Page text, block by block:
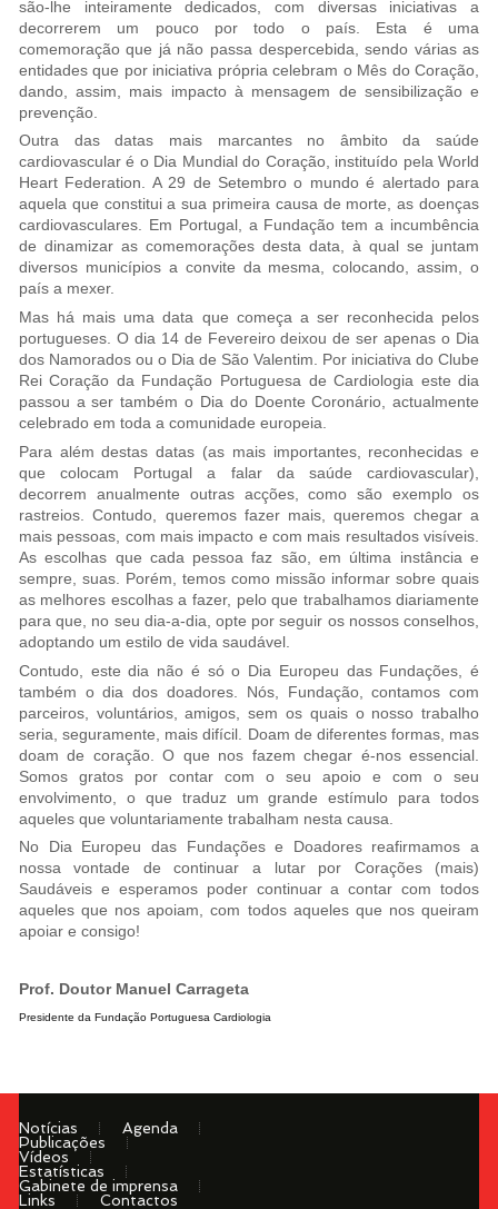
são-lhe inteiramente dedicados, com diversas iniciativas a
decorrerem um pouco por todo o país. Esta é uma
comemoração que já não passa despercebida, sendo várias as
entidades que por iniciativa própria celebram o Mês do Coração,
dando, assim, mais impacto à mensagem de sensibilização e
prevenção.
Outra das datas mais marcantes no âmbito da saúde
cardiovascular é o Dia Mundial do Coração, instituído pela World
Heart Federation. A 29 de Setembro o mundo é alertado para
aquela que constitui a sua primeira causa de morte, as doenças
cardiovasculares. Em Portugal, a Fundação tem a incumbência
de dinamizar as comemorações desta data, à qual se juntam
diversos municípios a convite da mesma, colocando, assim, o
país a mexer.
Mas há mais uma data que começa a ser reconhecida pelos
portugueses. O dia 14 de Fevereiro deixou de ser apenas o Dia
dos Namorados ou o Dia de São Valentim. Por iniciativa do Clube
Rei Coração da Fundação Portuguesa de Cardiologia este dia
passou a ser também o Dia do Doente Coronário, actualmente
celebrado em toda a comunidade europeia.
Para além destas datas (as mais importantes, reconhecidas e
que colocam Portugal a falar da saúde cardiovascular),
decorrem anualmente outras acções, como são exemplo os
rastreios. Contudo, queremos fazer mais, queremos chegar a
mais pessoas, com mais impacto e com mais resultados visíveis.
As escolhas que cada pessoa faz são, em última instância e
sempre, suas. Porém, temos como missão informar sobre quais
as melhores escolhas a fazer, pelo que trabalhamos diariamente
para que, no seu dia-a-dia, opte por seguir os nossos conselhos,
adoptando um estilo de vida saudável.
Contudo, este dia não é só o Dia Europeu das Fundações, é
também o dia dos doadores. Nós, Fundação, contamos com
parceiros, voluntários, amigos, sem os quais o nosso trabalho
seria, seguramente, mais difícil. Doam de diferentes formas, mas
doam de coração. O que nos fazem chegar é-nos essencial.
Somos gratos por contar com o seu apoio e com o seu
envolvimento, o que traduz um grande estímulo para todos
aqueles que voluntariamente trabalham nesta causa.
No Dia Europeu das Fundações e Doadores reafirmamos a
nossa vontade de continuar a lutar por Corações (mais)
Saudáveis e esperamos poder continuar a contar com todos
aqueles que nos apoiam, com todos aqueles que nos queiram
apoiar e consigo!
Prof. Doutor Manuel Carrageta
Presidente da Fundação Portuguesa Cardiologia
Notícias
Agenda
Publicações
Vídeos
Estatísticas
Gabinete de imprensa
Links
Contactos